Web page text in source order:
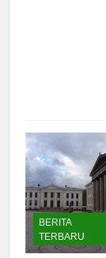
BERITA
TERBARU